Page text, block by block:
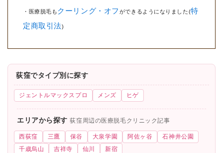
・医療脱毛も クーリング・オフ ができるようになりました(特
定商取引法)
荻窪でタイプ別に探す
ジェントルマックスプロ メンズ ヒゲ
エリアから探す荻窪周辺の医療脱毛クリニック記事
西荻窪 三鷹 保谷 大泉学園 阿佐ヶ谷
石神井公園
千歳烏山
吉祥寺 仙川 新宿